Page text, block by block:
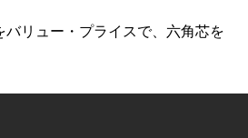
バリュー・プライスで、六角芯を